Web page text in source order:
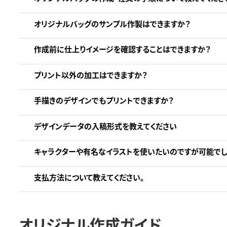
オリジナルバッグのサンプル作製はできますか？
作成前に仕上りイメージを確認することはできますか？
プリント以外の加工はできますか？
手描きのデザインでもプリントできますか？
デザインデータの入稿形式を教えてください
キャラクターや有名なイラストを使いたいのですが可能でし
支払方法について教えてください。